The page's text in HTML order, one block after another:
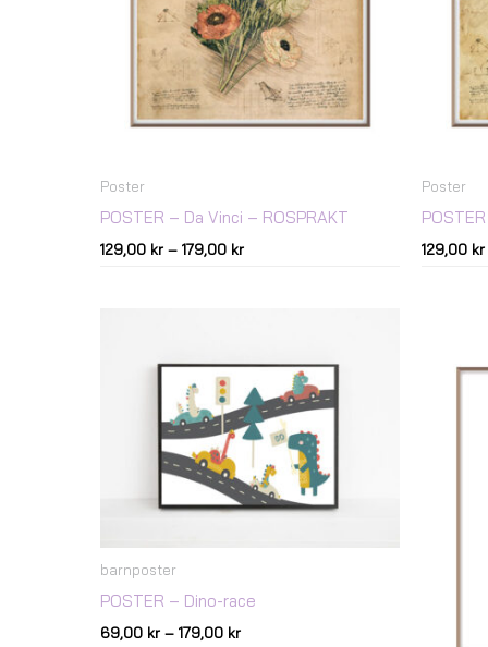
Poster
POSTER – Da Vinci – ROSPRAKT
129,00 kr – 179,00 kr
Poster
129,00 kr
barnposter
POSTER – Dino-race
69,00 kr – 179,00 kr
179,00 kr